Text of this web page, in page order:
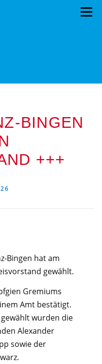
Menü
SPENDEN
BINGEN
+++
Bingen hat am
gewählt.
Gremiums
Amt bestätigt.
wurden die
Alexander
sowie der